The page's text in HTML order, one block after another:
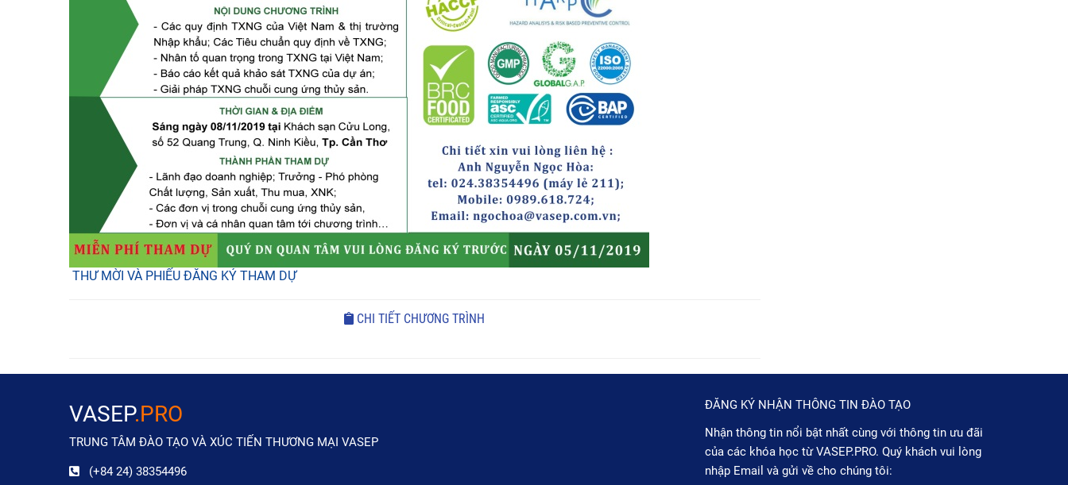
THƯ MỜI VÀ PHIẾU ĐĂNG KÝ THAM DỰ
CHI TIẾT CHƯƠNG TRÌNH
VASEP.PRO
TRUNG TÂM ĐÀO TẠO VÀ XÚC TIẾN THƯƠNG MẠI VASEP
(+84 24) 38354496
ĐĂNG KÝ NHẬN THÔNG TIN ĐÀO TẠO
Nhận thông tin nổi bật nhất cùng với thông tin ưu đãi
của các khóa học từ VASEP.PRO. Quý khách vui lòng
nhập Email và gửi về cho chúng tôi: